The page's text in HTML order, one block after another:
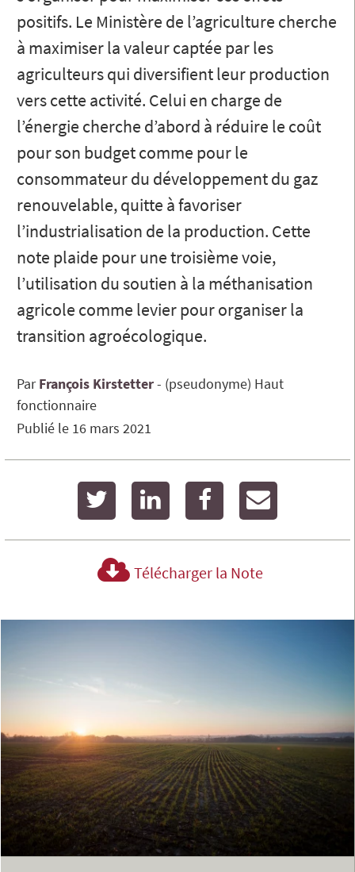
positifs. Le Ministère de l’agriculture cherche
à maximiser la valeur captée par les
agriculteurs qui diversifient leur production
vers cette activité. Celui en charge de
l’énergie cherche d’abord à réduire le coût
pour son budget comme pour le
consommateur du développement du gaz
renouvelable, quitte à favoriser
l’industrialisation de la production. Cette
note plaide pour une troisième voie,
l’utilisation du soutien à la méthanisation
agricole comme levier pour organiser la
transition agroécologique.
Par François Kirstetter
(pseudonyme) Haut
fonctionnaire
Publié le 16 mars 2021
twitter linkedin facebook
Télécharger la Note